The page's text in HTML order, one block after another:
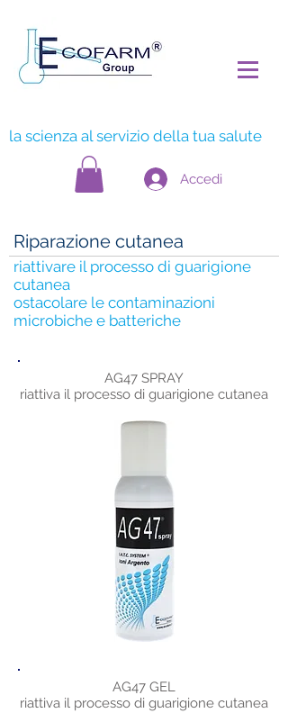
la scienza al servizio della tua salute
Accedi
Riparazione cutanea
riattivare il processo di guarigione
cutanea
ostacolare le contaminazioni
microbiche e batteriche
AG47 SPRAY
riattiva il processo di guarigione cutanea
AG47 GEL
riattiva il processo di guarigione cutanea